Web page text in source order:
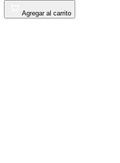
Agregar al carrito